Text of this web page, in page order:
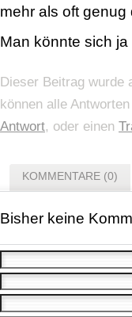
mehr als oft
Man könnte sich
Dieser Beitrag wurde
können alle
Antwort, oder einen
KOMMENTARE (0)
Bisher keine